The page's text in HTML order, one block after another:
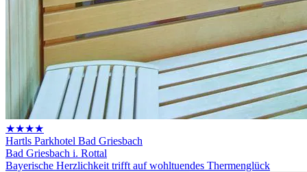
★★★★
Hartls Parkhotel Bad Griesbach
Bad Griesbach i. Rottal
Bayerische Herzlichkeit trifft auf wohltuendes Thermenglück